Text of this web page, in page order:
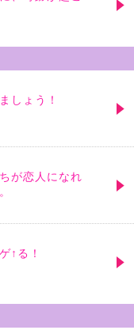
しょう！
が恋人になれ
↑る！